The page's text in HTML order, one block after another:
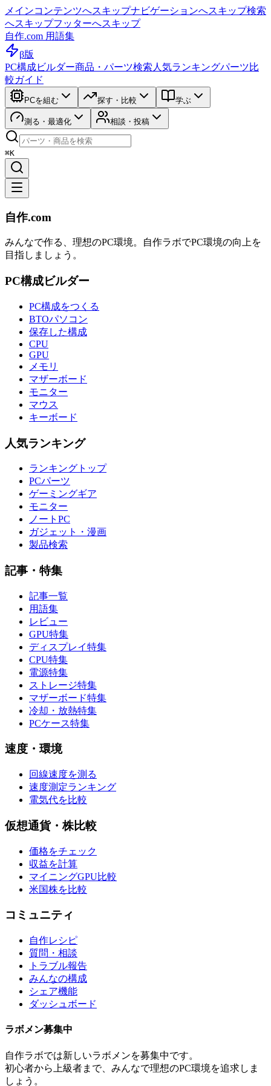
メインコンテンツへスキップナビゲーションへスキップ検索
へスキップフッターへスキップ
自作.com 用語集
β版
PC構成ビルダー商品・パーツ検索 人気ランキングパーツ比
較ガイド
PCを組む 探す・比較 学ぶ
測る・最適化 相談・投稿
⌘K
自作.com
みんなで作る、理想のPC環境。 自作ラボでPC環境の向上を
目指しましょう。
PC構成ビルダー
PC構成をつくる
BTOパソコン
保存した構成
CPU
GPU
メモリ
マザーボード
モニター
マウス
キーボード
人気ランキング
ランキングトップ
PCパーツ
ゲーミングギア
モニター
ノートPC
ガジェット・漫画
製品検索
記事・特集
記事一覧
用語集
レビュー
GPU特集
ディスプレイ特集
CPU特集
電源特集
ストレージ特集
マザーボード特集
冷却・放熱特集
PCケース特集
速度・環境
回線速度を測る
速度測定ランキング
電気代を比較
仮想通貨・株比較
価格をチェック
収益を計算
マイニングGPU比較
米国株を比較
コミュニティ
自作レシピ
質問・相談
トラブル報告
みんなの構成
シェア機能
ダッシュボード
ラボメン募集中
自作ラボでは新しいラボメンを募集中です。
初心者から上級者まで、みんなで理想のPC環境を追求しま
しょう。